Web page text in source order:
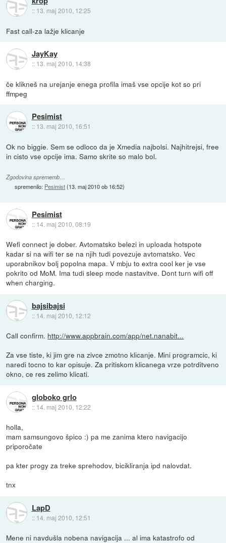
:: 13. maj 2010, 12:25
Fast call-za lažje klicanje
JayKay
:: 13. maj 2010, 14:38
če klikneš na urejanje enega profila imaš vse opcije kot so pri
ffmpeg
Pesimist
:: 13. maj 2010, 16:51
Ok no biggie. Sem se odloco da je Xmedia najbolsi. Najhitrejsi, free
in cisto vse opcije ima. Samo skrite so malo bol.
Zgodovina sprememb…
spremenilo: Pesimist(13. maj 2010 ob 16:52)
Pesimist
:: 14. maj 2010, 08:19
Wefi connect je dober. Avtomatsko belezi in uploada hotspote
kadar si na wifi ter se na njih tudi povezuje avtomatsko. Vec
uporabnikov bolj popolna mapa. V mbju to extra cool ker je vse
pokrito od MoM. Ima tudi sleep mode nastavitve. Dont turn wifi off
when charging.
bajsibajsi
:: 14. maj 2010, 12:12
Call confirm. http://www.appbrain.com/app/net.nanabit...
Za vse tiste, ki jim gre na zivce zmotno klicanje. Mini programcic, ki
naredi tocno to kar opisuje. Za pritiskom klicanega vrze potrditveno
okno, ce res zelimo klicati.
globoko grlo
:: 14. maj 2010, 12:22
holla,
mam samsungovo špico :) pa me zanima ktero navigacijo
priporočate
pa kter progy za treke sprehodov, bicikliranja ipd nalovdat.
tnx
LapD
:: 14. maj 2010, 12:51
Mene ni navdušla nobena navigacija ... al ima katastrofo od